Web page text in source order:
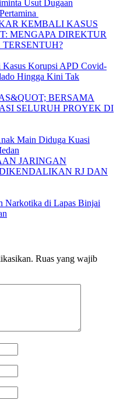
Usut Dugaan
Korupsi APD Covid-
Hingga Kini Tak
Main Diduga Kuasi
Narkotika di Lapas Binjai
Ruas yang wajib